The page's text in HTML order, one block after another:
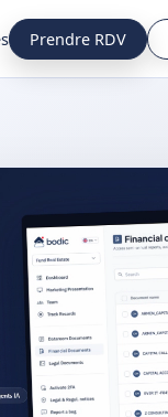
Prendre RDV